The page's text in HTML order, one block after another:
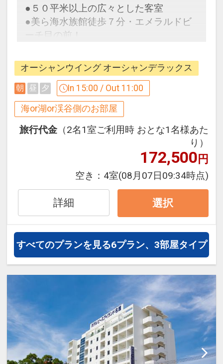
【営業時間】６：３０～１１：００ ／
ラストオーダー １０：３０
●２泊ごとに１回の「エコ清掃」を導入
※２泊目と４泊目はタオル交換、ゴミ回
収、アメニティとミネラルウォーターの
補充のみとなります。
設定期間：2026年6月1日～2026年10月
インターネットコース番号：DP-1-
およびオリオンチューハイ(缶)をご用意
（おとな・おひとり様各１本）
※ソフトドリンク変更可
※旅行代金に含まれます。
◆プール＆ビーチのご紹介◆
●エメラルドビーチ
「快水浴場百選」に選ばれた、海洋博公
園のエメラルドビーチに一番近いホテ
遊泳時間）季節により異なりますので現
※海洋博公園の管理となります。
●アウトドアプール
なプール。
キッズプールやジェットバスもあり、ご
家族でも楽しめます。
営業期間）３月下旬～１０月
営業時間）季節により異なります。ホテ
ルにてご確認ください。
●インドアプール
営業期間）通年
営業時間）９：００～１９：００
●５０平米以上の広々とした客室
●美ら海水族館徒歩７分・エメラルドビ
ーチ目の前！
ここがポイント！
●ウェルカムドリンクとして「オリオン
ビール」をご用意！（ソフトドリンクに
も変更可）
※提供場所はホテル到着時にご確認くだ
●朝食をランチに変更可能（要フロント
※状況により、ランチ営業時間や内容に
変更の場合がございます。
●瀬底島・水納島でのマリンアクティビ
ティ１０％ＯＦＦ
※メニュー限定
●ベビーカー、ベビーベッド、ベッドガ
ード貸出無料（要事前予約）
※数に限りがございます。
※ご希望の場合は予約時「お問合せ・ご
要望等」欄、または予約後「マイペー
ジ」にご希望の内容をご入力ください。
オーシャンウイング オーシャンデラックス
朝 昼 夕 In 15:00 / Out 11:00
海or湖or渓谷側のお部屋
旅行代金 （2名1室ご利用時 おとな1名様あた
り）
172,500円
空き： 4室(08月07日09:34時点)
詳細 選択
すべてのプランを見る6プラン、3部屋タイプ